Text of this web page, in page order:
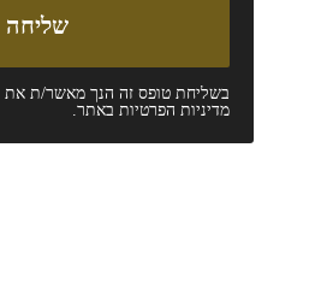
בשליחת טופס זה הנך מאשר/ת את
מדיניות הפרטיותבאתר.